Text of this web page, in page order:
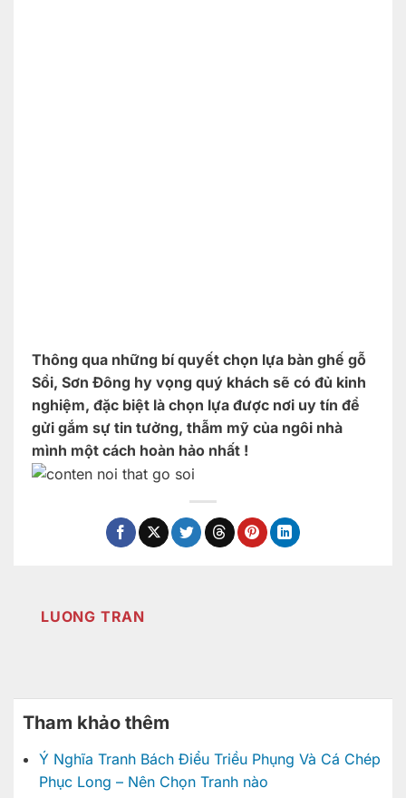
Thông qua những bí quyết chọn lựa bàn ghế gỗ
Sồi, Sơn Đông hy vọng quý khách sẽ có đủ kinh
nghiệm, đặc biệt là chọn lựa được nơi uy tín để
gửi gắm sự tin tưởng, thẫm mỹ của ngôi nhà
mình một cách hoàn hảo nhất !
LUONG TRAN
Tham khảo thêm
Ý Nghĩa Tranh Bách Điểu Triều Phụng Và Cá Chép
Phục Long – Nên Chọn Tranh nào